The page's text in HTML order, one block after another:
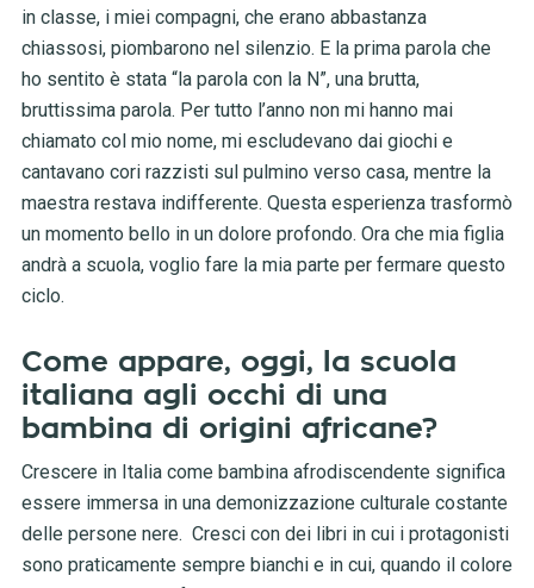
in classe, i miei compagni, che erano abbastanza
chiassosi, piombarono nel silenzio. E la prima parola che
ho sentito è stata “la parola con la N”, una brutta,
bruttissima parola. Per tutto l’anno non mi hanno mai
chiamato col mio nome, mi escludevano dai giochi e
cantavano cori razzisti sul pulmino verso casa, mentre la
maestra restava indifferente. Questa esperienza trasformò
un momento bello in un dolore profondo. Ora che mia figlia
andrà a scuola, voglio fare la mia parte per fermare questo
ciclo.
Come appare, oggi, la scuola
italiana agli occhi di una
bambina di origini africane?
Crescere in Italia come bambina afrodiscendente significa
essere immersa in una demonizzazione culturale costante
delle persone nere. Cresci con dei libri in cui i protagonisti
sono praticamente sempre bianchi e in cui, quando il colore